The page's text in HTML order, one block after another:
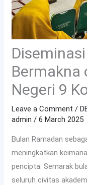
Bermakna
Negeri 9
Leave a Comment /
admin/6 March 2025
Bulan Ramadan
meningkatkan
pencipta. Semarak
seluruh civitas